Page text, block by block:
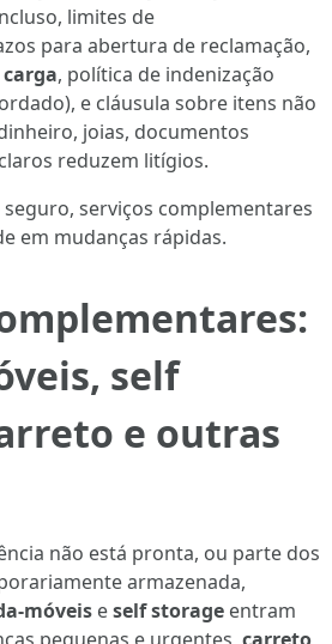
limites de
para abertura de reclamação,
, política de indenização
e cláusula sobre itens não
joias, documentos
reduzem litígios.
serviços complementares
em mudanças rápidas.
self
e outras
não está pronta, ou parte dos
armazenada,
móveis eself storage entram